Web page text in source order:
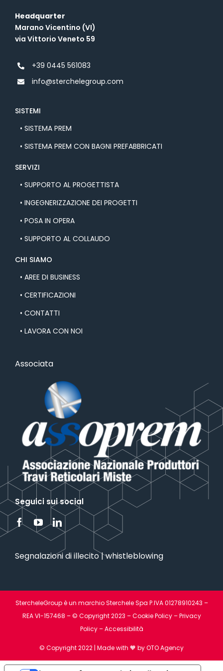
Headquarter
Marano Vicentino (VI)
via Vittorio Veneto 59
+39 0445 561083
info@sterchelegroup.com
SISTEMI
• SISTEMA PREM
• SISTEMA PREM CON BAGNI PREFABBRICATI
SERVIZI
• SUPPORTO AL PROGETTISTA
• INGEGNERIZZAZIONE DEI PROGETTI
• POSA IN OPERA
• SUPPORTO AL COLLAUDO
CHI SIAMO
• AREE DI BUSINESS
• CERTIFICAZIONI
• CONTATTI
• LAVORA CON NOI
Associata
Seguici sui social
Segnalazioni di illecito | whistleblowing
StercheleGroup è un marchio Sterchele Spa P.IVA 01278910243 –
REA VI-157468 – © Copyright 2023 –Cookie Policy–Privacy
Policy–Accessibilità
© Copyright 2022 | Made with 🧡 by OTO Agency